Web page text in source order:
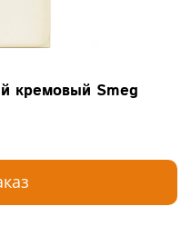
кремовый Smeg